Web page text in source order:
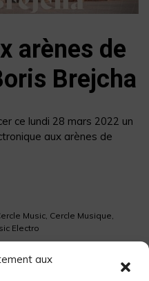
aux
arènes de
Brejcha
ce lundi 28 mars 2022 un
aux arènes de
Music Cercle Musique
Electro